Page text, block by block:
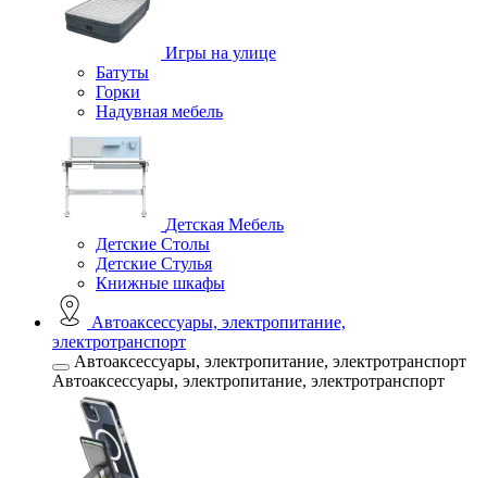
Игры на улице
Батуты
Горки
Надувная мебель
Детская Мебель
Детские Столы
Детские Стулья
Книжные шкафы
Автоаксессуары, электропитание,
электротранспорт
Автоаксессуары, электропитание, электротранспорт
Автоаксессуары, электропитание, электротранспорт